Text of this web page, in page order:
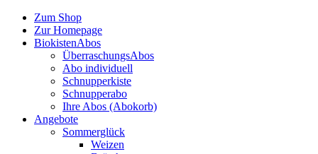
Zum Shop
Zur Homepage
BiokistenAbos
ÜberraschungsAbos
Abo individuell
Schnupperkiste
Schnupperabo
Ihre Abos (Abokorb)
Angebote
Sommerglück
Weizen